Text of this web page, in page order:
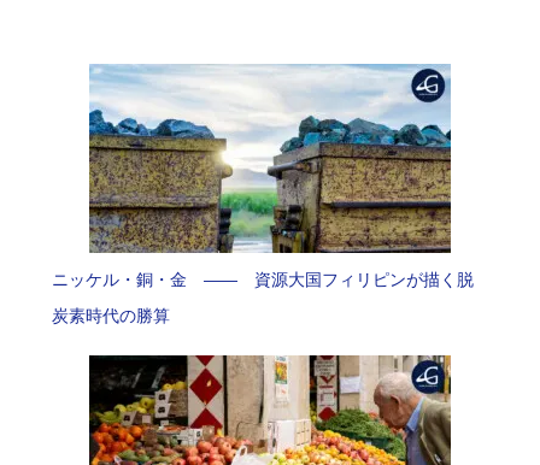
ニッケル・銅・金 —— 資源大国フィリピンが描く脱
炭素時代の勝算